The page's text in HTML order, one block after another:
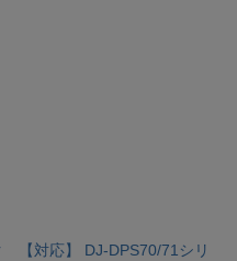
【対応】 DJ-DPS70/71シリ